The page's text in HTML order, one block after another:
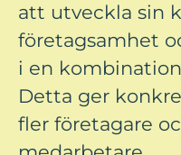
att utveckla sin
företagsamhet
i en
Detta ger
fler företagare